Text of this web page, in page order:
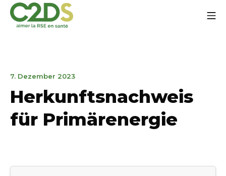
Zum
Inhalt
springen
7. Dezember 20237.
2023
Herkunftsnachweis
für Primärenergie